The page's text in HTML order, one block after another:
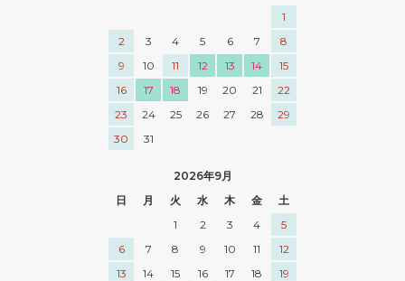
1
2
3 4 5 6 7
8
9
10 11 12 13 14
15
16
17 18 19 20 21
22
23
24 25 26 27 28
29
30
31
2026年9月
日
月 火 水 木 金
土
1
2 3 4
5
6
7 8 9 10 11
12
13
14 15 16 17 18
19